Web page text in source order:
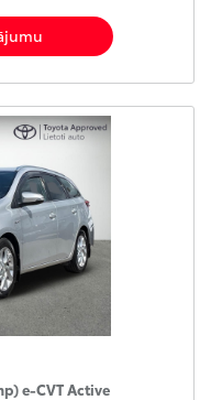
e-CVT Active